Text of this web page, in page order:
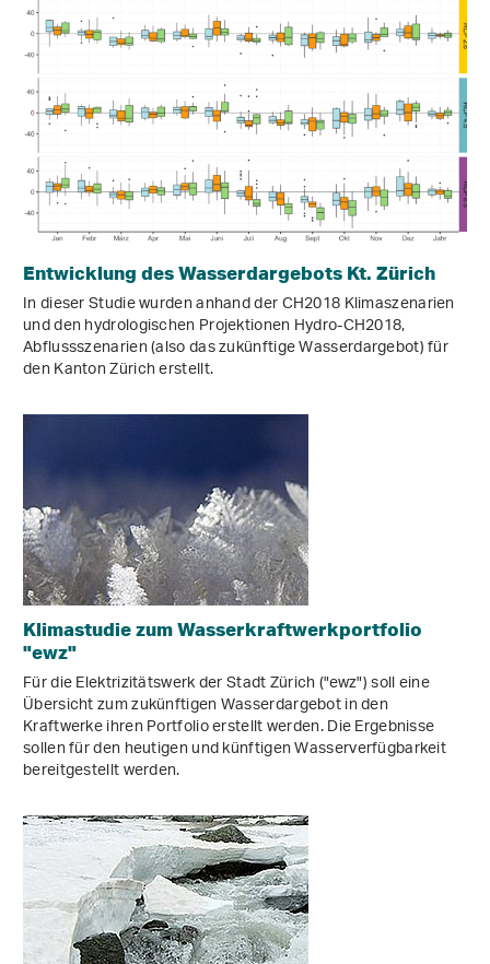
Entwicklung des Wasserdargebots Kt. Zürich
In dieser Studie wurden anhand der CH2018 Klimaszenarien
und den hydrologischen Projektionen Hydro-CH2018,
Abflussszenarien (also das zukünftige Wasserdargebot) für
den Kanton Zürich erstellt.
Klimastudie zum Wasserkraftwerkportfolio
"ewz"
Für die Elektrizitätswerk der Stadt Zürich ("ewz") soll eine
Übersicht zum zukünftigen Wasserdargebot in den
Kraftwerke ihren Portfolio erstellt werden. Die Ergebnisse
sollen für den heutigen und künftigen Wasserverfügbarkeit
bereitgestellt werden.